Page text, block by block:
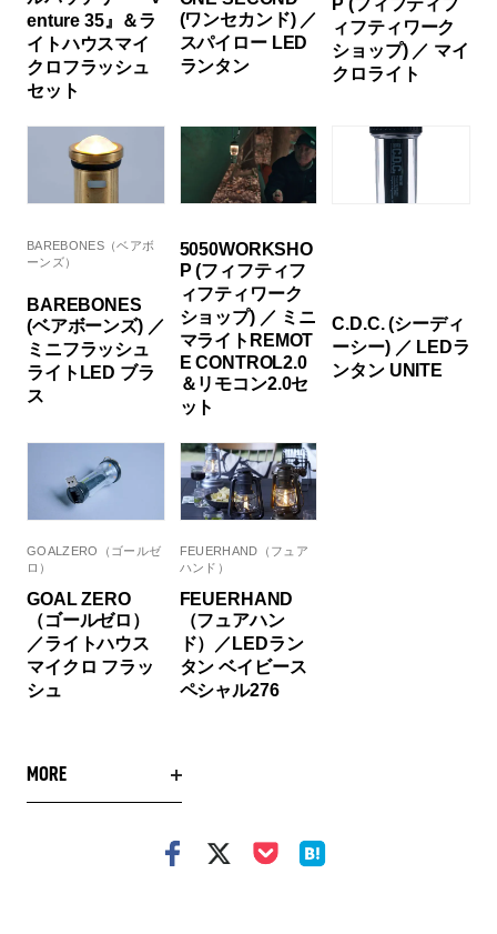
enture 35』＆ラ
イトハウスマイ
クロフラッシュ
セット
(ワンセカンド) ／
スパイロー LED
ランタン
P (フィフティフ
ィフティワーク
ショップ) ／ マイ
クロライト
BAREBONES（ベアボ
ーンズ）
BAREBONES
(ベアボーンズ) ／
ミニフラッシュ
ライトLED ブラ
ス
5050WORKSHO
P (フィフティフ
ィフティワーク
ショップ) ／ ミニ
マライトREMOT
E CONTROL2.0
＆リモコン2.0セ
ット
C.D.C. (シーディ
ーシー) ／ LEDラ
ンタン UNITE
GOALZERO（ゴールゼ
ロ）
GOAL ZERO
（ゴールゼロ）
／ライトハウス
マイクロ フラッ
シュ
FEUERHAND（フュア
ハンド）
FEUERHAND
（フュアハン
ド）／LEDラン
タン ベイビース
ペシャル276
MORE